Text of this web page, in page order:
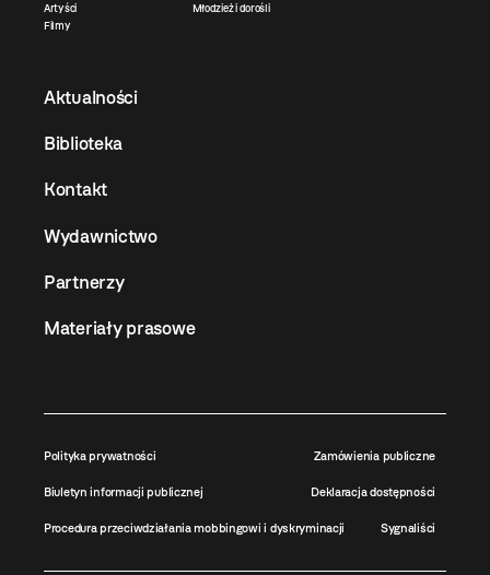
Artyści
Filmy
Młodzież i dorośli
Aktualności
Biblioteka
Kontakt
Wydawnictwo
Partnerzy
Materiały prasowe
Polityka prywatności Zamówienia publiczne
Biuletyn informacji publicznej Deklaracja dostępności
Procedura przeciwdziałania mobbingowi i dyskryminacji Sygnaliści